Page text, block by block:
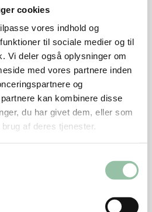
cookies
vores indhold og
til sociale medier og til
Vi deler også oplysninger om
med vores partnere inden
og
kan kombinere disse
du har givet dem, eller som
af deres tjenester.
andre kilder